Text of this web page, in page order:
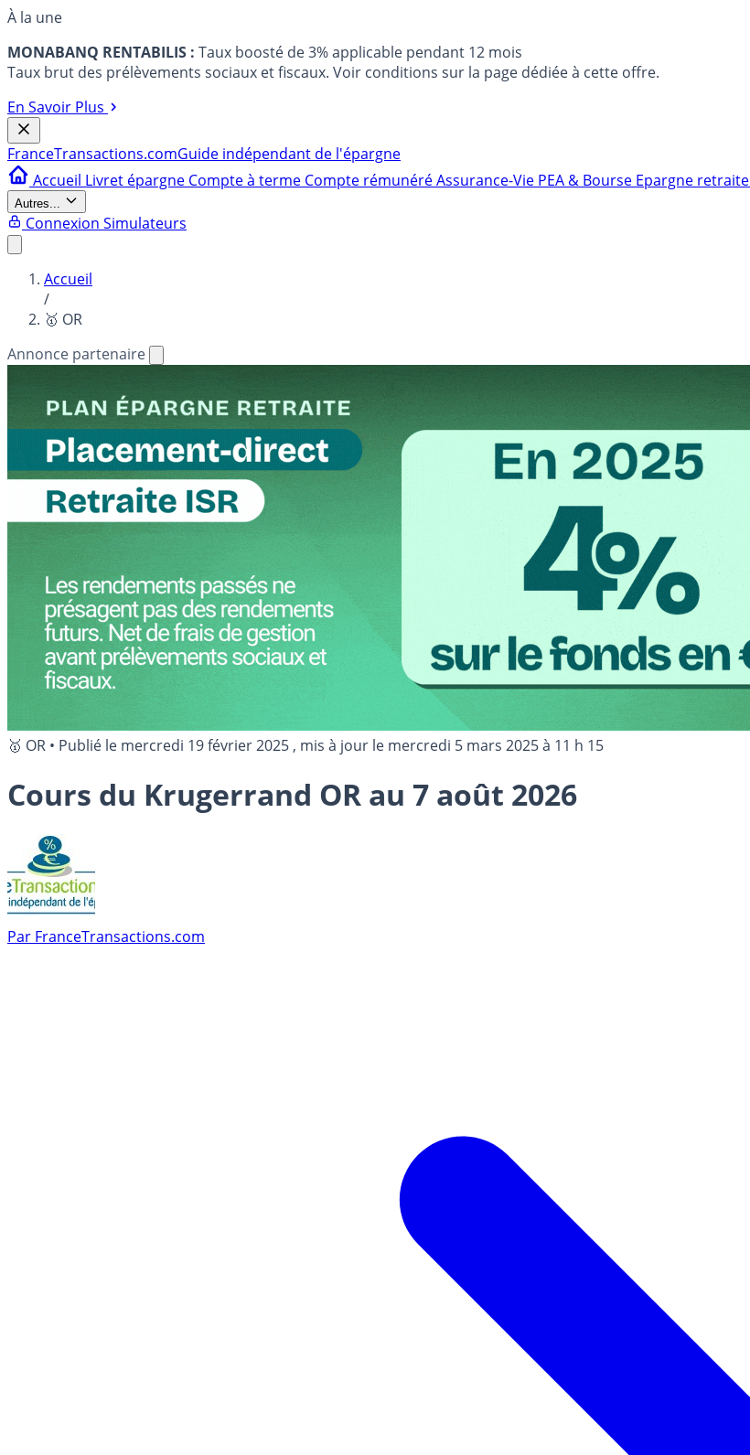
À la une
MONABANQ RENTABILIS : Taux boosté de 3% applicable pendant 12 mois
Taux brut des prélèvements sociaux et fiscaux. Voir conditions sur la page dédiée à cette offre.
En Savoir Plus
FranceTransactions.comGuide indépendant de l'épargne
Accueil Livret épargne Compte à terme Compte rémunéréAssurance-Vie PEA & Bourse Epargne retraite
Autres...
Connexion Simulateurs
Accueil
/
🥇 OR
Annonce partenaire
🥇 OR • Publié le mercredi 19 février 2025 , mis à jour le mercredi 5 mars 2025 à 11 h 15
Cours du Krugerrand OR au 7 août 2026
Par FranceTransactions.com